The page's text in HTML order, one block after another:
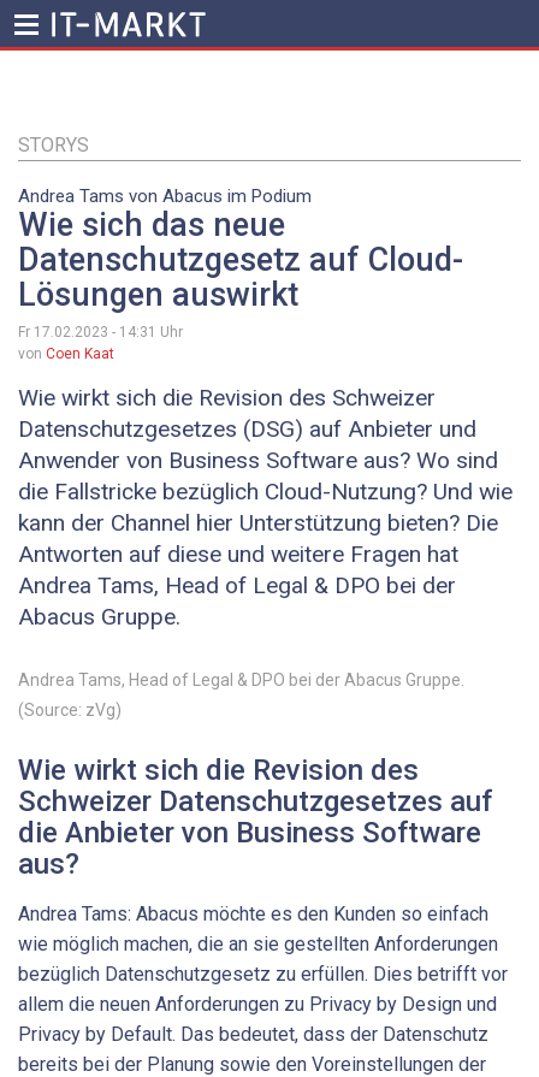
Inhalt
STORYS
Andrea Tams von Abacus im Podium
Wie sich das neue
Datenschutzgesetz auf Cloud-
Lösungen auswirkt
Fr 17.02.2023 - 14:31 Uhr
von Coen Kaat
Wie wirkt sich die Revision des Schweizer
Datenschutzgesetzes (DSG) auf Anbieter und
Anwender von Business Software aus? Wo sind
die Fallstricke bezüglich Cloud-Nutzung? Und wie
kann der Channel hier Unterstützung bieten? Die
Antworten auf diese und weitere Fragen hat
Andrea Tams, Head of Legal & DPO bei der
Abacus Gruppe.
Andrea Tams, Head of Legal & DPO bei der Abacus Gruppe.
(Source: zVg)
Wie wirkt sich die Revision des
Schweizer Datenschutz­gesetzes auf
die Anbieter von Business Software
aus?
Andrea Tams: Abacus möchte es den Kunden so einfach
wie möglich machen, die an sie gestellten Anforderungen
bezüglich Datenschutz­gesetz zu erfüllen. Dies betrifft vor
allem die neuen Anforderungen zu Privacy by Design und
Privacy by Default. Das bedeutet, dass der Datenschutz
bereits bei der Planung sowie den Voreinstellungen der